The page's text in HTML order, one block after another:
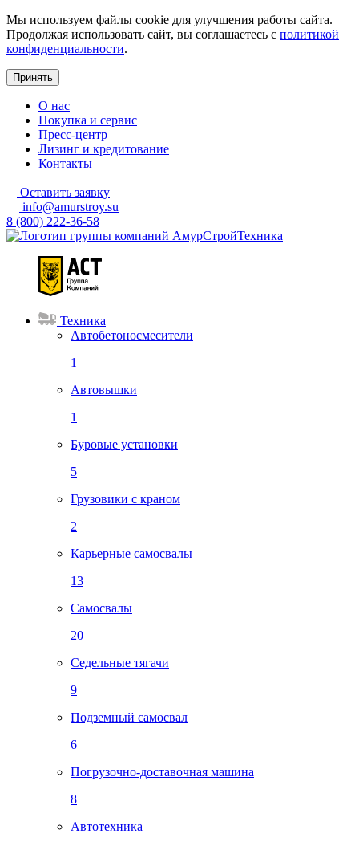
Мы используем файлы cookie для улучшения работы сайта.
Продолжая использовать сайт, вы соглашаетесь с политикой
конфиденциальности.
Принять
О нас
Покупка и сервис
Пресс-центр
Лизинг и кредитование
Контакты
Оставить заявку
info@amurstroy.su
8 (800) 222-36-58
Техника
Автобетоносмесители
1
Автовышки
1
Буровые установки
5
Грузовики с краном
2
Карьерные самосвалы
13
Самосвалы
20
Седельные тягачи
9
Подземный самосвал
6
Погрузочно-доставочная машина
8
Автотехника